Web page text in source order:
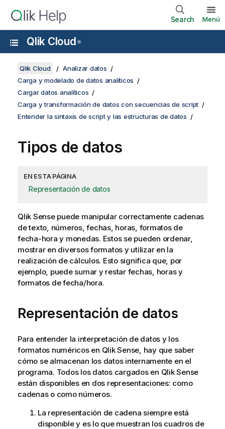
Search Menú
Qlik Cloud ®
Qlik Cloud
Analizar datos
Carga y modelado de datos analíticos
Cargar datos analíticos
Carga y transformación de datos con secuencias de script
Entender la sintaxis de script y las estructuras de datos
Tipos de datos
EN ESTA PÁGINA
Representación de datos
Qlik Sensepuede manipular correctamente cadenas
de texto, números, fechas, horas, formatos de
fecha-hora y monedas. Estos se pueden ordenar,
mostrar en diversos formatos y utilizar en la
realización de cálculos. Esto significa que, por
ejemplo, puede sumar y restar fechas, horas y
formatos de fecha/hora.
Representación de datos
Para entender la interpretación de datos y los
formatos numéricos en Qlik Sense , hay que saber
cómo se almacenan los datos internamente en el
programa. Todos los datos cargados en Qlik Sense
están disponibles en dos representaciones: como
cadenas o como números.
La representación de cadena siempre está
disponible y es lo que muestran los cuadros de